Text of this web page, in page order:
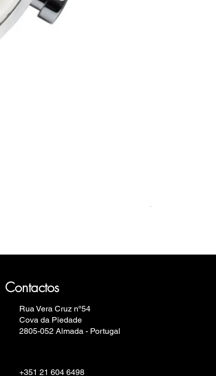
Preis
499,00 €
Contactos
Rua Vera Cruz nº54
Cova da Piedade
2805-052 Almada - Portugal
+351 21 604 6498